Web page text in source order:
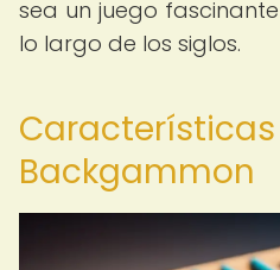
sea un juego
lo largo de los siglos.
Características
Backgammon